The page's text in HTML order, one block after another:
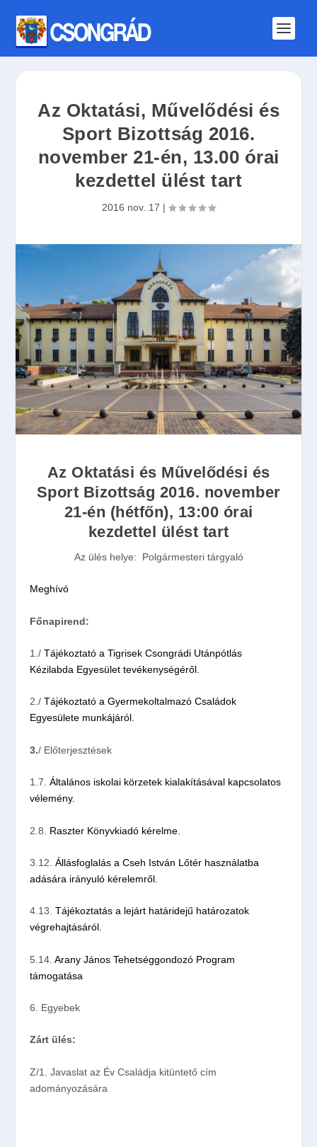
Az Oktatási, Művelődési és
Sport Bizottság 2016.
november 21-én, 13.00 órai
kezdettel ülést tart
2016 nov. 17 |
Az Oktatási és Művelődési és
Sport Bizottság 2016. november
21-én (hétfőn), 13:00 órai
kezdettel ülést tart
Az ülés helye: Polgármesteri tárgyaló
Meghívó
Főnapirend:
1./ Tájékoztató a Tigrisek Csongrádi Utánpótlás
Kézilabda Egyesület tevékenységéről.
2./ Tájékoztató a Gyermekoltalmazó Családok
Egyesülete munkájáról.
3./ Előterjesztések
1.7.Általános iskolai körzetek kialakításával kapcsolatos
vélemény.
2.8. Raszter Könyvkiadó kérelme.
3.12. Állásfoglalás a Cseh István Lőtér használatba
adására irányuló kérelemről.
4.13.Tájékoztatás a lejárt határidejű határozatok
végrehajtásáról.
5.14 Arany János Tehetséggondozó Program
támogatása
6. Egyebek
Zárt ülés:
Z/1. Javaslat az Év Családja kitüntető cím
adományozására